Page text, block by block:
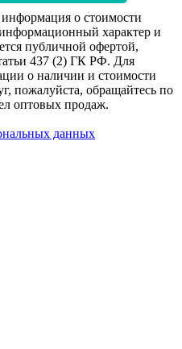
о стоимости
характер и
публичной офертой,
437 (2) ГК РФ. Для
о наличии и стоимости
пожалуйста, обращайтесь по
оптовых продаж.
данных